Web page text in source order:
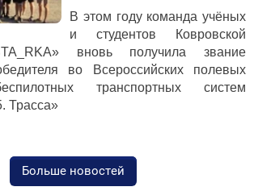
В этом году команда учёных
и студентов Ковровской
вновь получила звание
во Всероссийских полевых
транспортных систем
Трасса»
Больше новостей